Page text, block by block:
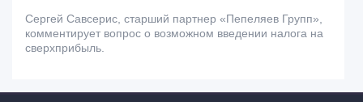
Сергей Савсерис, старший партнер «Пепеляев Групп»,
комментирует вопрос о возможном введении налога на
сверхприбыль.